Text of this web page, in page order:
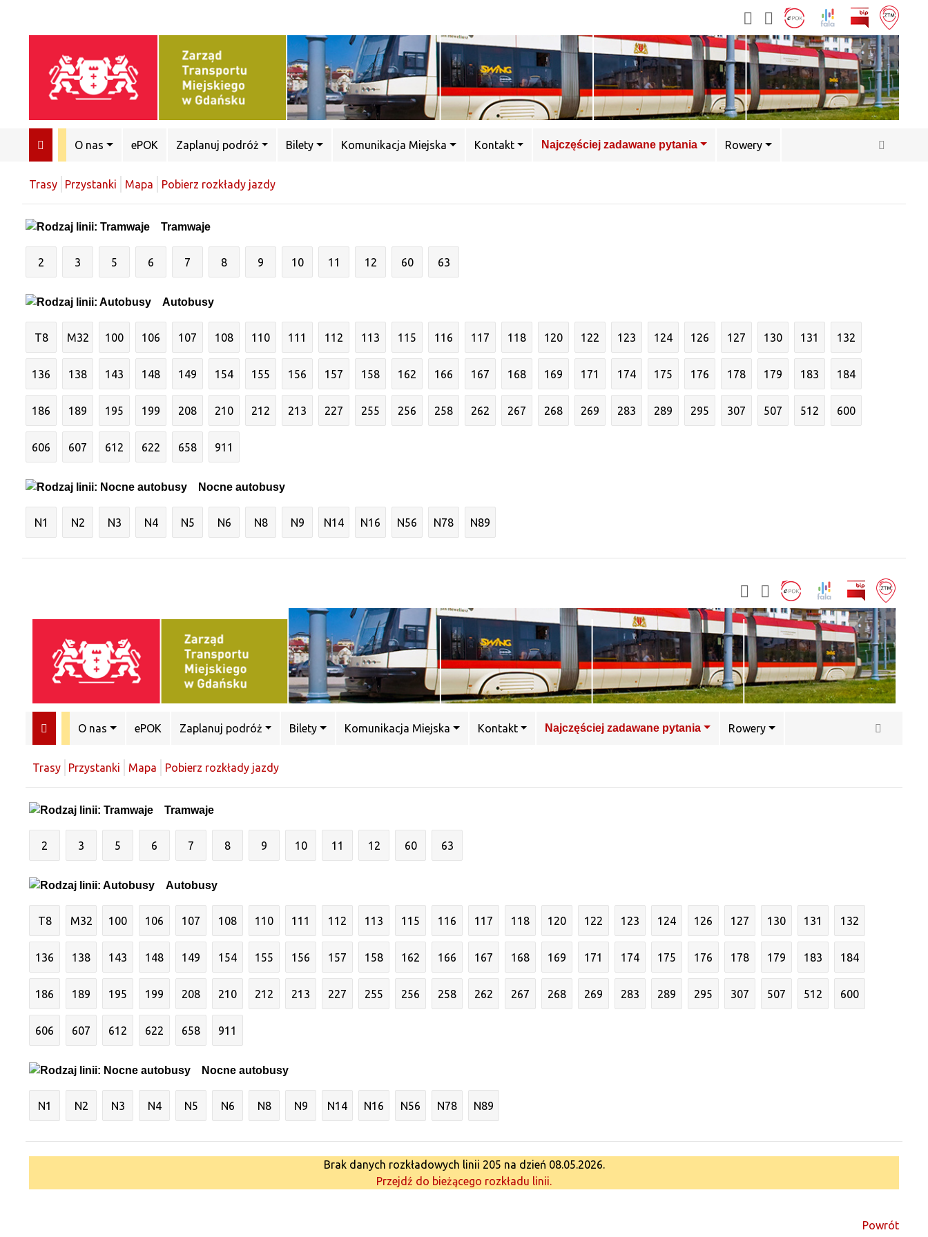
O nas ePOK Zaplanuj podróż Bilety Komunikacja Miejska Kontakt Najczęściej zadawane pytania Rowery
Trasy Przystanki Mapa Pobierz rozkłady jazdy
Tramwaje
2 3 5 6 7 8 9 10 11 12 60 63
Autobusy
T8 M32 100 106 107 108 110 111 112 113 115 116 117 118 120 122 123 124 126 127 130 131 132
136 138 143 148 149 154 155 156 157 158 162 166 167 168 169 171 174 175 176 178 179 183 184
186 189 195 199 208 210 212 213 227 255 256 258 262 267 268 269 283 289 295 307 507 512 600
606 607 612 622 658 911
Nocne autobusy
N1 N2 N3 N4 N5 N6 N8 N9 N14 N16 N56 N78 N89
O nas ePOK Zaplanuj podróż Bilety Komunikacja Miejska Kontakt Najczęściej zadawane pytania Rowery
Trasy Przystanki Mapa Pobierz rozkłady jazdy
Tramwaje
2 3 5 6 7 8 9 10 11 12 60 63
Autobusy
T8 M32 100 106 107 108 110 111 112 113 115 116 117 118 120 122 123 124 126 127 130 131 132
136 138 143 148 149 154 155 156 157 158 162 166 167 168 169 171 174 175 176 178 179 183 184
186 189 195 199 208 210 212 213 227 255 256 258 262 267 268 269 283 289 295 307 507 512 600
606 607 612 622 658 911
Nocne autobusy
N1 N2 N3 N4 N5 N6 N8 N9 N14 N16 N56 N78 N89
Brak danych rozkładowych linii 205 na dzień 08.05.2026.
Przejdź do bieżącego rozkładu linii.
Powrót